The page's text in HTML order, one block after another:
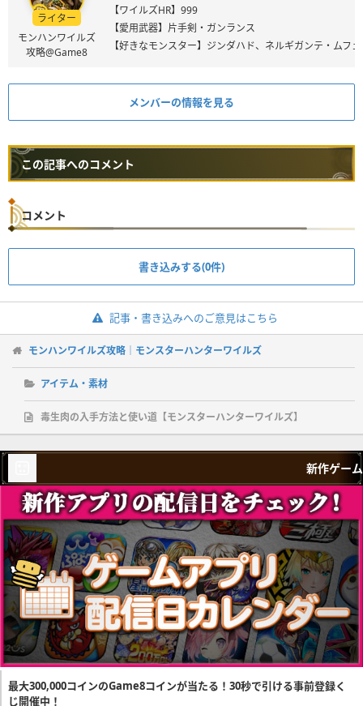
ライター
モンハンワイルズ
攻略@Game8
【ワイルズHR】999
【愛用武器】片手剣・ガンランス
【好きなモンスター】ジンダハド、ネルギガンテ・ムフ
メンバーの情報を見る
この記事へのコメント
コメント
書き込みする(0件)
記事・書き込みへのご意見はこちら
モンハンワイルズ攻略｜モンスターハンターワイルズ
アイテム・素材
毒生肉の入手方法と使い道【モンスターハンターワイルズ】
新作ゲーム
最大300,000コインのGame8コインが当たる！30秒で引ける事前登録く
じ開催中！